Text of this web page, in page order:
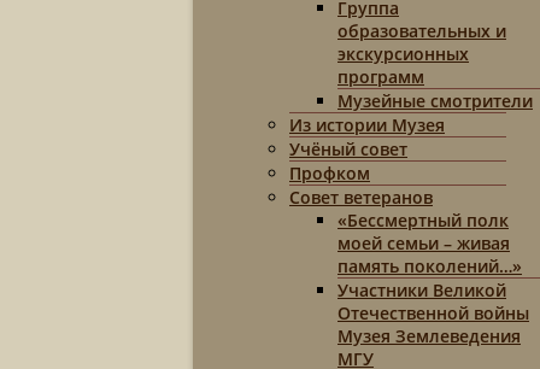
Группа
образовательных и
экскурсионных
программ
Музейные смотрители
Из истории Музея
Учёный совет
Профком
Совет ветеранов
«Бессмертный полк
моей семьи – живая
память поколений…»
Участники Великой
Отечественной войны
Музея Землеведения
МГУ